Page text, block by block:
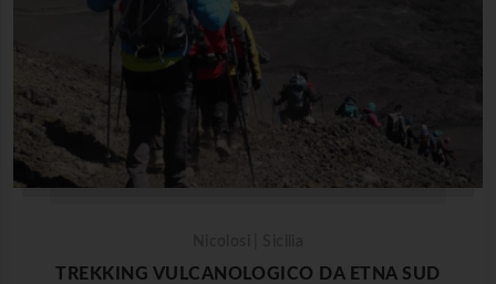
TREKKING VULCANOLOGICO DA ETNA SUD